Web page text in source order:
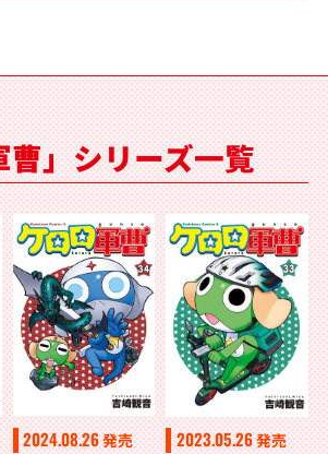
曹」シリーズ一覧
2024.08.26発売 2023.05.26発売